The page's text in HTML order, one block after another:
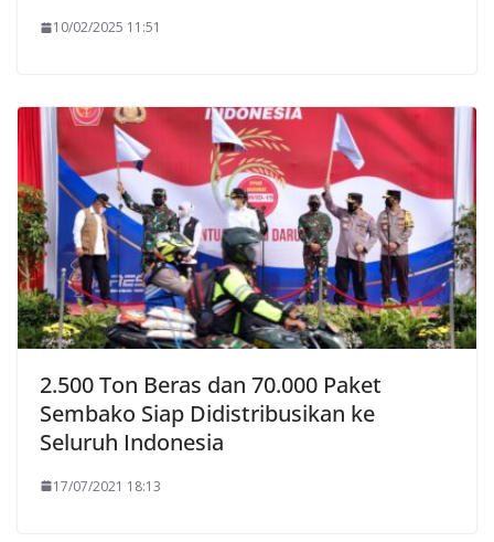
10/02/2025 11:51
2.500 Ton Beras dan 70.000 Paket
Sembako Siap Didistribusikan ke
Seluruh Indonesia
17/07/2021 18:13